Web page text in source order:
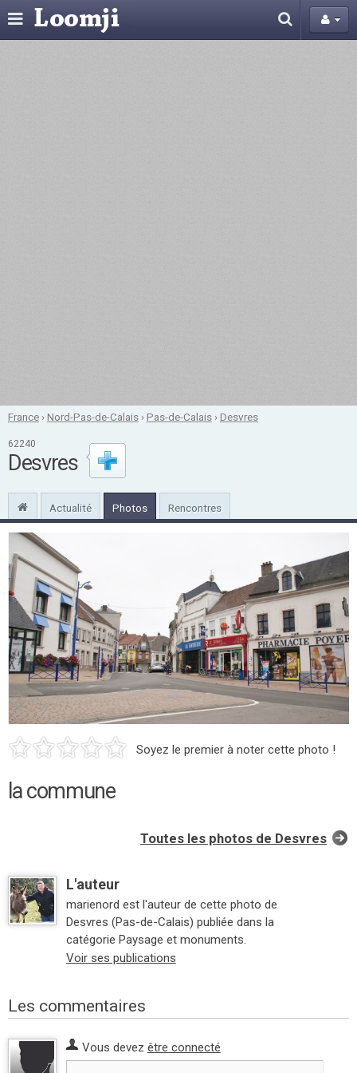
France ›Nord-Pas-de-Calais ›Pas-de-Calais ›Desvres
62240
Desvres
Actualité Photos Rencontres
Soyez le premier à noter cette photo !
la commune
Toutes les photos de Desvres
L'auteur
marienord est l'auteur de cette photo de
Desvres (Pas-de-Calais) publiée dans la
catégorie Paysage et monuments.
Voir ses publications
Les commentaires
Vous devez être connecté